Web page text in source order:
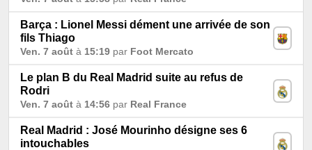
Barça : Lionel Messi dément une arrivée de son
fils Thiago
Ven. 7 août à 15:19 par Foot Mercato
Le plan B du Real Madrid suite au refus de
Rodri
Ven. 7 août à 14:56 par Real France
Real Madrid : José Mourinho désigne ses 6
intouchables